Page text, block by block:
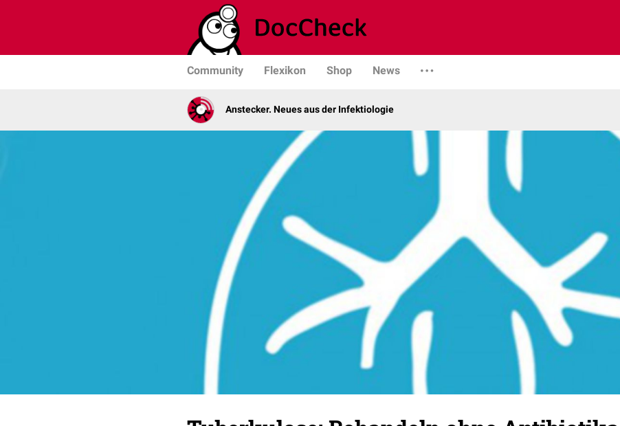
Community Flexikon Shop News
Anstecker. Neues aus der Infektiologie